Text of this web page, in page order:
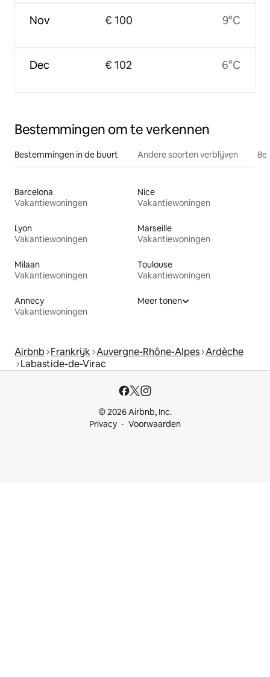
Nov
Dec
€ 100
€ 102
9°C
6°C
Bestemmingen om te verkennen
Bestemmingen in de buurt Andere soorten verblijven
Barcelona
Vakantiewoningen
Nice
Vakantiewoningen
Lyon
Vakantiewoningen
Marseille
Vakantiewoningen
Milaan
Vakantiewoningen
Toulouse
Vakantiewoningen
Annecy
Vakantiewoningen
Meer tonen
Airbnb Frankrijk Auvergne-Rhône-Alpes Ardèche
Labastide-de-Virac
© 2026 Airbnb, Inc.
Privacy
Voorwaarden